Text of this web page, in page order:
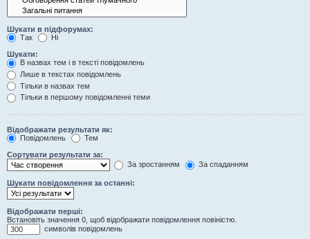
Шукати в підфорумах:
Так
Ні
Шукати:
В назвах тем і в тексті повідомлень
Лише в текстах повідомлень
Тільки в назвах тем
Тільки в першому повідомленні теми
Відображати результати як:
Повідомлень
Тем
Сортувати результати за:
За зростанням
За спаданням
Шукати повідомлення за останні:
Відображати перші:
Встановіть значення 0, щоб відображати повідомлення повіністю.
символів повідомлень